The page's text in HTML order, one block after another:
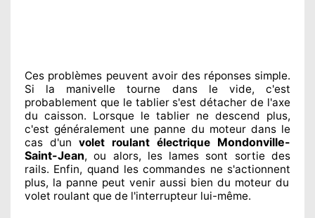
Ces problèmes peuvent avoir des réponses simple.
Si la manivelle tourne dans le vide, c'est
probablement que le tablier s'est détacher de l'axe
du caisson. Lorsque le tablier ne descend plus,
c'est généralement une panne du moteur dans le
cas d'un volet roulant électrique Mondonville-
Saint-Jean, ou alors, les lames sont sortiedes
rails. Enfin, quand les commandes ne s'actionnent
plus, la panne peut venir aussi bien du moteur du
volet roulant que de l'interrupteur lui-même.